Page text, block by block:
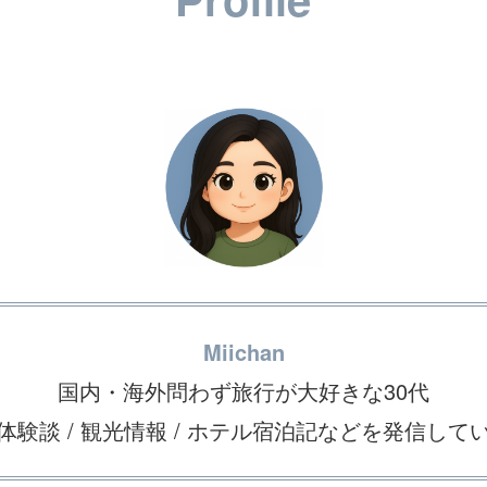
Miichan
国内・海外問わず旅行が大好きな30代
験談 / 観光情報 / ホテル宿泊記などを発信して